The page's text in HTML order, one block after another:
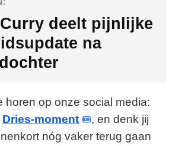
deelt pijnlijke
na
horen op onze social media:
Dries-moment
, en denk jij
nóg vaker terug gaan